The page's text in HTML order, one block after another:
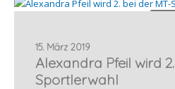
15. März 2019
Alexandra Pfeil wird
Sportlerwahl